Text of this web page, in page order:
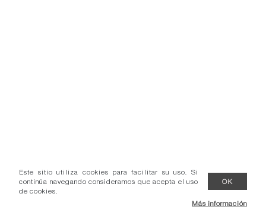
continúa navegando consideramos que acepta el uso
de cookies.
OK